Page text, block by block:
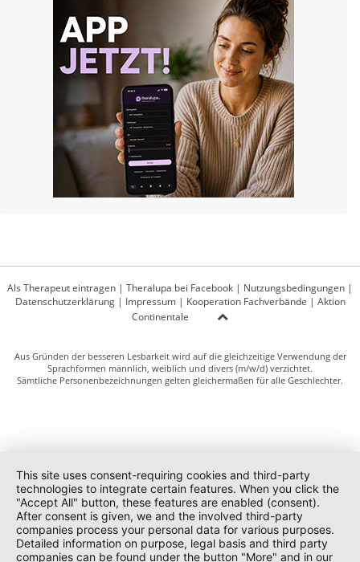
Als Therapeut eintragen | Theralupa bei Facebook | Nutzungsbedingungen |
Datenschutzerklärung| Impressum| Kooperation Fachverbände | Aktion
Continentale
Aus Gründen der besseren Lesbarkeit wird auf die gleichzeitige Verwendung der
Sprachformen männlich, weiblich und divers (m/w/d) verzichtet.
Sämtliche Personenbezeichnungen gelten gleichermaßen für alle Geschlechter.
This site uses consent-requiring cookies and third-party
technologies to integrate certain features. When you click the
"Accept All" button, these features are enabled (consent).
After consent is given, we and the involved third-party
companies process your personal data for various purposes.
Detailed information on purpose, legal basis and third party
companies can be found under the button "More" and in our